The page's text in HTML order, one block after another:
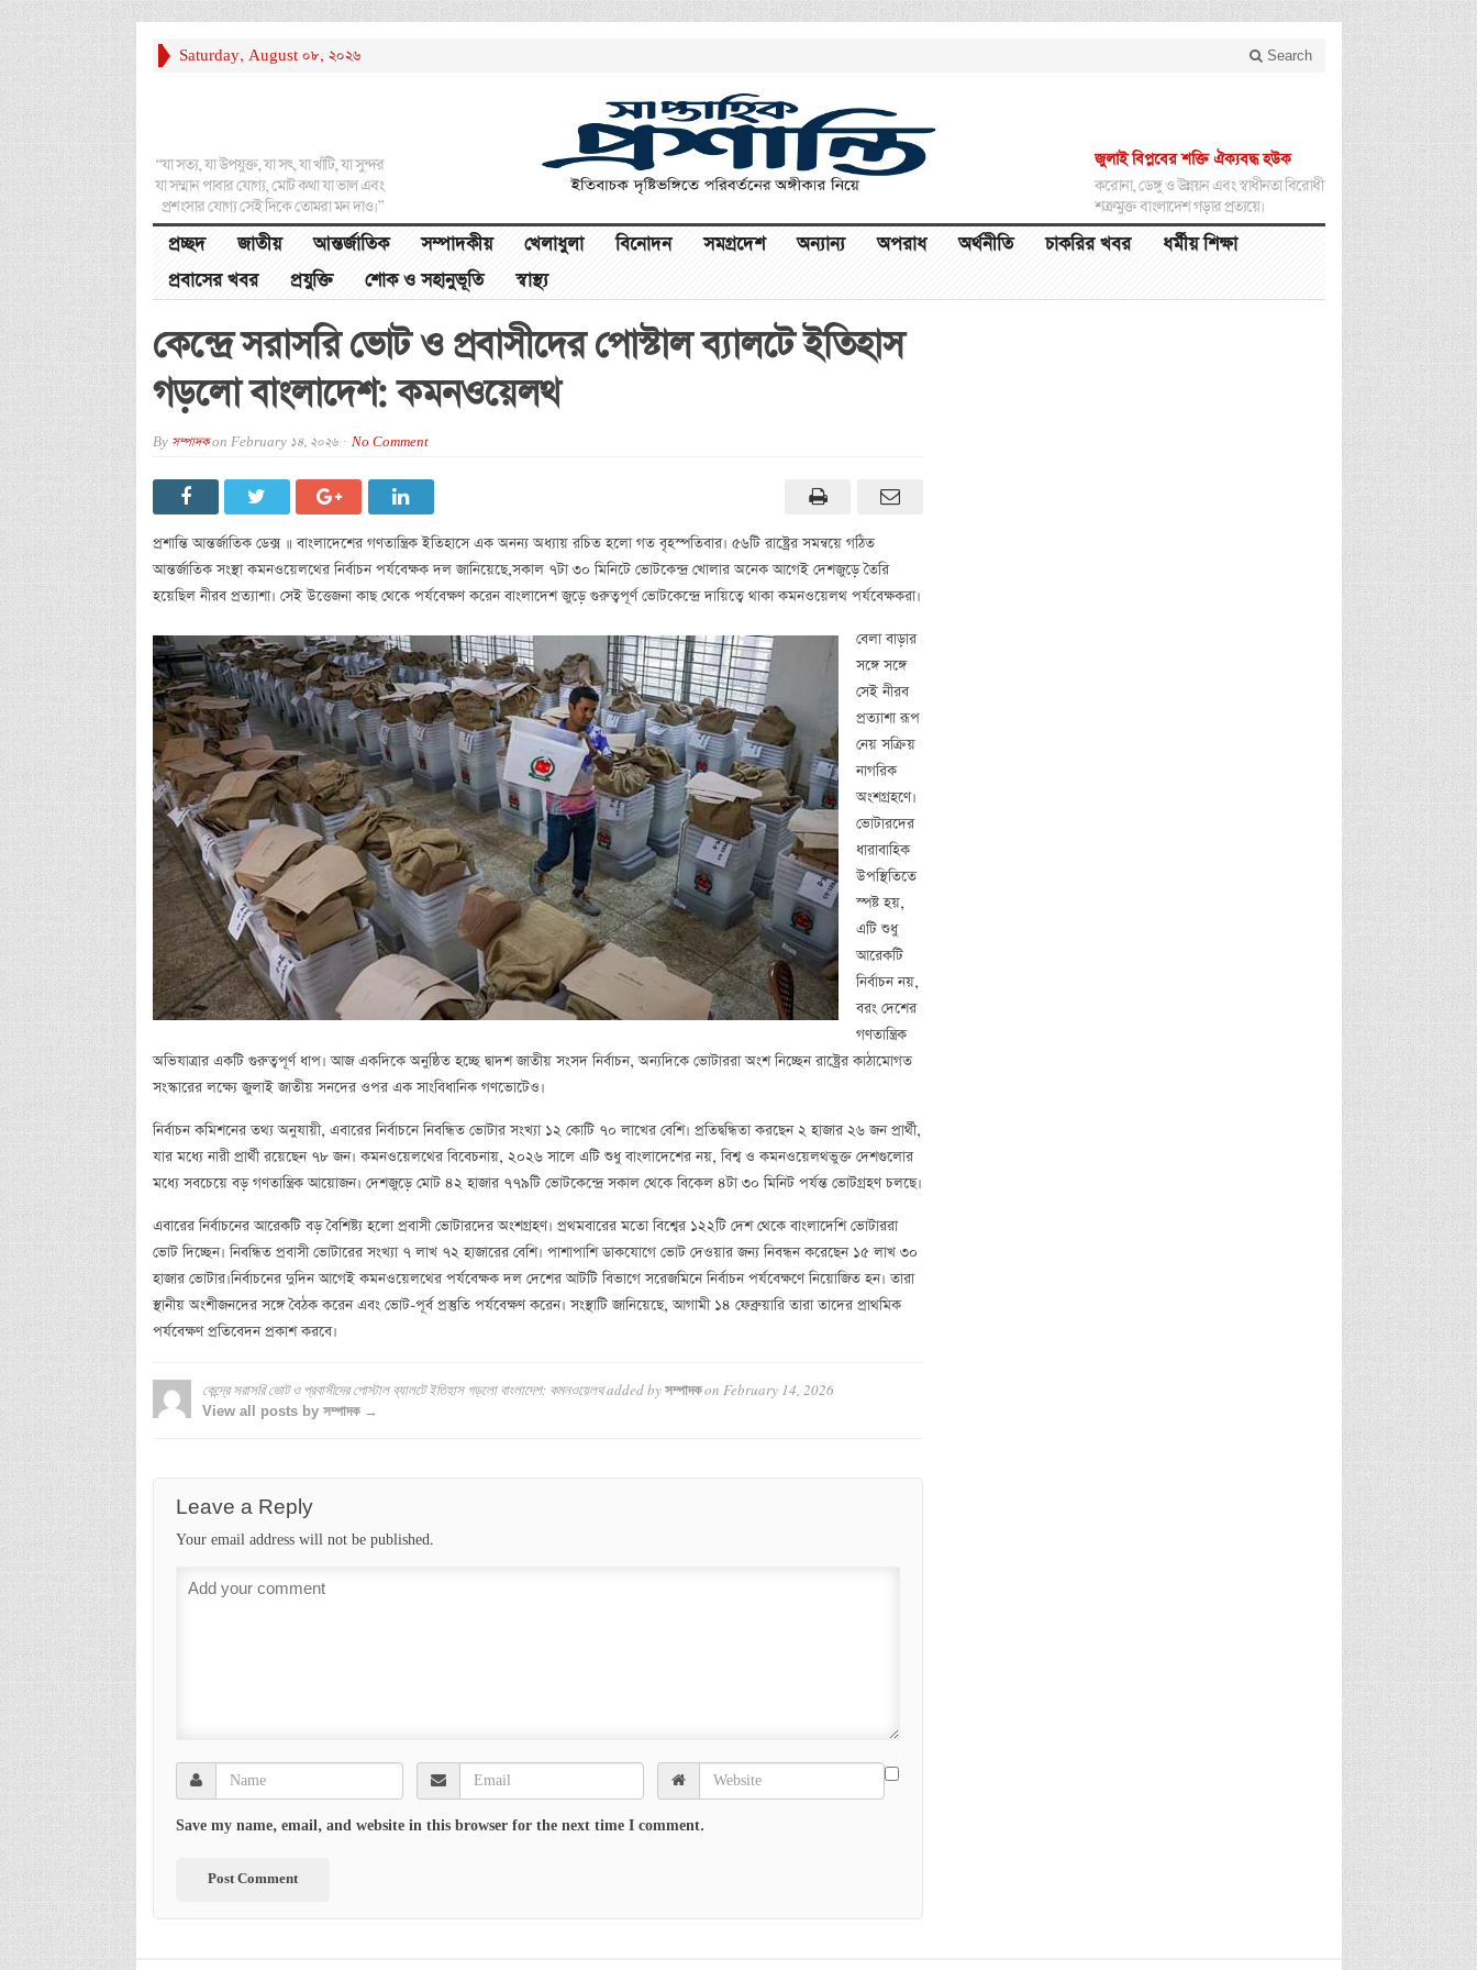
Saturday, August 08, 2026 Search
“যা সত্য, যা উপযুক্ত, যা সৎ, যা খাঁটি, যা সুন্দর
যা সম্মান পাবার যোগ্য, মোট কথা যা ভাল এবং
প্রশংসার যোগ্য সেই দিকে তোমরা মন দাও।”
জুলাই বিপ্লবের শক্তি ঐক্যবদ্ধ হউক
করোনা, ডেঙ্গু ও উন্নয়ন এবং স্বাধীনতা বিরোধী
শত্রুমুক্ত বাংলাদেশ গড়ার প্রত্যয়ে।
প্রচ্ছদ জাতীয় আন্তর্জাতিক সম্পাদকীয় খেলাধুলা বিনোদন সমগ্রদেশ অন্যান্য অপরাধ অর্থনীতি চাকরির খবর
ধর্মীয় শিক্ষা
প্রবাসের খবর
প্রযুক্তি শোক ও সহানুভূতি স্বাস্থ্য
কেন্দ্রে সরাসরি ভোট ও প্রবাসীদের পোস্টাল ব্যালটে ইতিহাস
গড়লো বাংলাদেশ: কমনওয়েলথ
By সম্পাদকon February 14, 2026 No Comment
প্রশান্তি আন্তর্জাতিক ডেক্স ॥ বাংলাদেশের গণতান্ত্রিক ইতিহাসে এক অনন্য অধ্যায় রচিত হলো গত বৃহস্পতিবার। ৫৬টি রাষ্ট্রের সমন্বয়ে গঠিত
আন্তর্জাতিক সংস্থা কমনওয়েলথের নির্বাচন পর্যবেক্ষক দল জানিয়েছে,সকাল ৭টা ৩০ মিনিটে ভোটকেন্দ্র খোলার অনেক আগেই দেশজুড়ে তৈরি
হয়েছিল নীরব প্রত্যাশা। সেই উত্তেজনা কাছ থেকে পর্যবেক্ষণ করেন বাংলাদেশ জুড়ে গুরুত্বপূর্ণ ভোটকেন্দ্রে দায়িত্বে থাকা কমনওয়েলথ পর্যবেক্ষকরা।
বেলা বাড়ার
সঙ্গে সঙ্গে
সেই নীরব
প্রত্যাশা রূপ
নেয় সক্রিয়
নাগরিক
অংশগ্রহণে।
ভোটারদের
ধারাবাহিক
উপস্থিতিতে
স্পষ্ট হয়,
এটি শুধু
আরেকটি
নির্বাচন নয়,
বরং দেশের
গণতান্ত্রিক
অভিযাত্রার একটি গুরুত্বপূর্ণ ধাপ। আজ একদিকে অনুষ্ঠিত হচ্ছে দ্বাদশ জাতীয় সংসদ নির্বাচন, অন্যদিকে ভোটাররা অংশ নিচ্ছেন রাষ্ট্রের কাঠামোগত
সংস্কারের লক্ষ্যে জুলাই জাতীয় সনদের ওপর এক সাংবিধানিক গণভোটেও।
নির্বাচন কমিশনের তথ্য অনুযায়ী, এবারের নির্বাচনে নিবন্ধিত ভোটার সংখ্যা ১২ কোটি ৭০ লাখের বেশি। প্রতিদ্বন্ধিতা করছেন ২ হাজার ২৬ জন প্রার্থী,
যার মধ্যে নারী প্রার্থী রয়েছেন ৭৮ জন। কমনওয়েলথের বিবেচনায়, ২০২৬ সালে এটি শুধু বাংলাদেশের নয়, বিশ্ব ও কমনওয়েলথভুক্ত দেশগুলোর
মধ্যে সবচেয়ে বড় গণতান্ত্রিক আয়োজন। দেশজুড়ে মোট ৪২ হাজার ৭৭৯টি ভোটকেন্দ্রে সকাল থেকে বিকেল ৪টা ৩০ মিনিট পর্যন্ত ভোটগ্রহণ চলছে।
এবারের নির্বাচনের আরেকটি বড় বৈশিষ্ট্য হলো প্রবাসী ভোটারদের অংশগ্রহণ। প্রথমবারের মতো বিশ্বের ১২২টি দেশ থেকে বাংলাদেশি ভোটাররা
ভোট দিচ্ছেন। নিবন্ধিত প্রবাসী ভোটারের সংখ্যা ৭ লাখ ৭২ হাজারের বেশি। পাশাপাশি ডাকযোগে ভোট দেওয়ার জন্য নিবন্ধন করেছেন ১৫ লাখ ৩০
হাজার ভোটার।নির্বাচনের দুদিন আগেই কমনওয়েলথের পর্যবেক্ষক দল দেশের আটটি বিভাগে সরেজমিনে নির্বাচন পর্যবেক্ষণে নিয়োজিত হন। তারা
স্থানীয় অংশীজনদের সঙ্গে বৈঠক করেন এবং ভোট-পূর্ব প্রস্তুতি পর্যবেক্ষণ করেন। সংস্থাটি জানিয়েছে, আগামী ১৪ ফেব্রুয়ারি তারা তাদের প্রাথমিক
পর্যবেক্ষণ প্রতিবেদন প্রকাশ করবে।
কেন্দ্রে সরাসরি ভোট ও প্রবাসীদের পোস্টাল ব্যালটে ইতিহাস গড়লো বাংলাদেশ: কমনওয়েলথadded by সম্পাদকon February 14, 2026
View all posts by সম্পাদক →
Leave a Reply
Your email address will not be published.
Save my name, email, and website in this browser for the next time I comment.